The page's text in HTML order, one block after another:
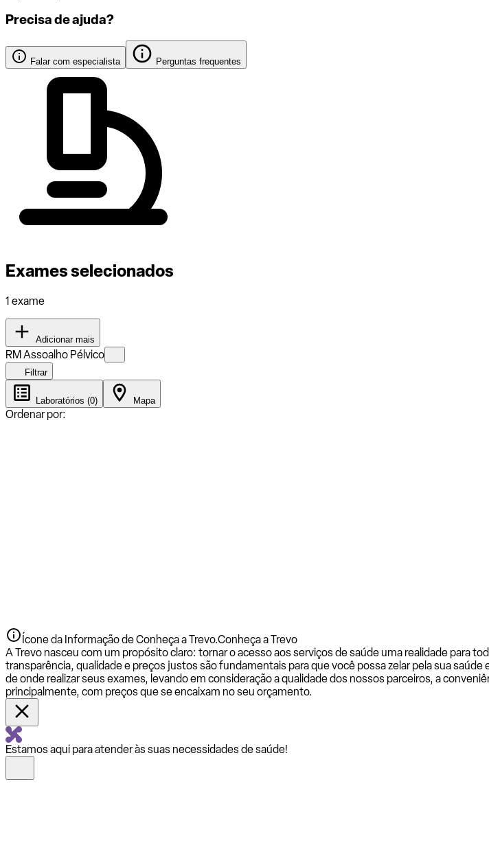
Precisa de ajuda?
Falar com especialista Perguntas frequentes
Exames selecionados
1 exame
Adicionar mais
RM Assoalho Pélvico
Filtrar
Laboratórios (0) Mapa
Ordenar por:
Ícone da Informação de Conheça a Trevo.Conheça a Trevo
A Trevo nasceu com um propósito claro: tornar o acesso aos serviços de saúde uma realidade para
transparência, qualidade e preços justos são fundamentais para que você possa zelar pela sua
de onde realizar seus exames, levando em consideração a qualidade dos nossos parceiros, a
principalmente, com preços que se encaixam no seu orçamento.
Estamos aqui para atender às suas necessidades de saúde!